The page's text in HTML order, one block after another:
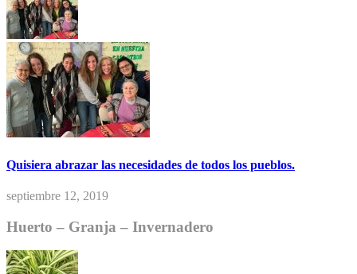
Quisiera abrazar las necesidades de todos los pueblos.
septiembre 12, 2019
Huerto – Granja – Invernadero